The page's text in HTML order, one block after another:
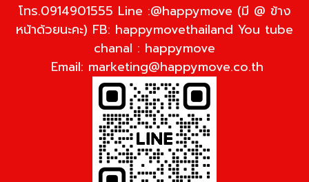
โทร.0914901555 Line :@happymove (มี @ ข้าง
หน้าด้วยนะคะ) FB: happymovethailand You tube
chanal : happymove
Email: marketing@happymove.co.th